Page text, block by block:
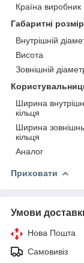
Країна виробник
Габаритні
Внутрішній
Висота
Зовнішній
Ширина
кільця
Ширина
кільця
Аналог
Приховати
Умови
Нова Пошта
Самовивіз